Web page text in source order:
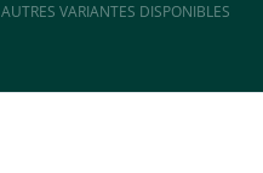
AUTRES VARIANTES DISPONIBLES